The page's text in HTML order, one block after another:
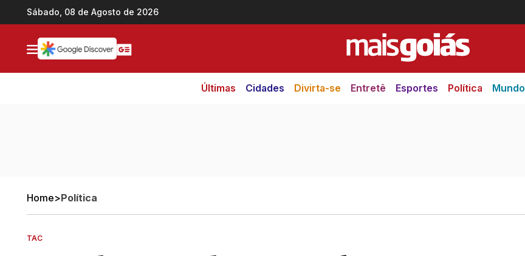
Ir direto pro conteúdo
Sábado, 08 de Agosto de 2026
Últimas Cidades Divirta-se Entretê Esportes Política Mundo
Home>Política
TAC